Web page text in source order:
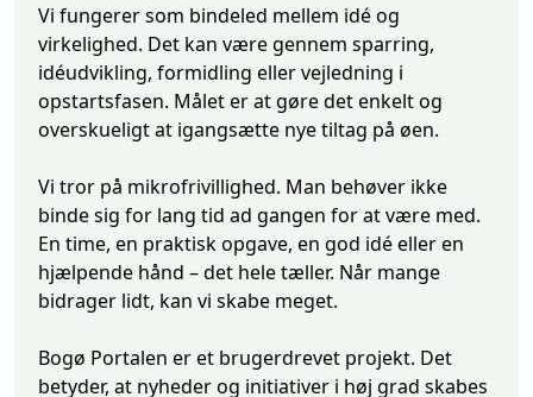
Vi fungerer som bindeled mellem idé og
virkelighed. Det kan være gennem sparring,
idéudvikling, formidling eller vejledning i
opstartsfasen. Målet er at gøre det enkelt og
overskueligt at igangsætte nye tiltag på øen.
Vi tror på mikrofrivillighed. Man behøver ikke
binde sig for lang tid ad gangen for at være med.
En time, en praktisk opgave, en god idé eller en
hjælpende hånd – det hele tæller. Når mange
bidrager lidt, kan vi skabe meget.
Bogø Portalen er et brugerdrevet projekt. Det
betyder, at nyheder og initiativer i høj grad skabes